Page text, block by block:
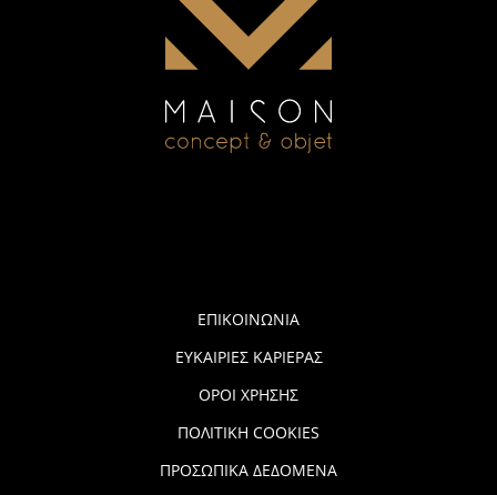
ΕΠΙΚΟΙΝΩΝΙΑ
ΕΥΚΑΙΡΙΕΣ ΚΑΡΙΕΡΑΣ
ΟΡΟΙ ΧΡΗΣΗΣ
ΠΟΛΙΤΙΚΗ COOKIES
ΠΡΟΣΩΠΙΚΑ ΔΕΔΟΜΕΝΑ